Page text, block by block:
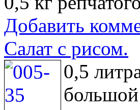
Добавить
Салат с рисом.
0,5